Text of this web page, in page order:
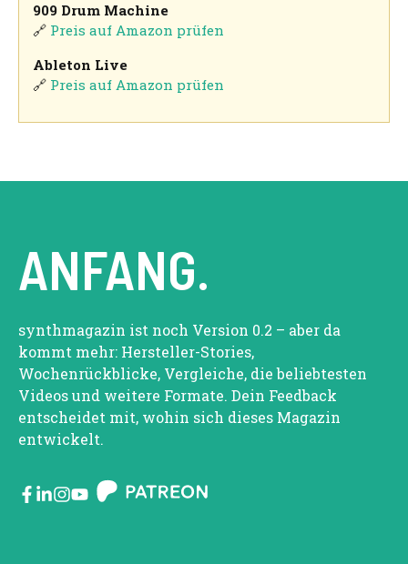
909 Drum Machine
🔗 Preis auf Amazon prüfen
Ableton Live
🔗 Preis auf Amazon prüfen
ANFANG.
synthmagazin ist noch Version 0.2 – aber da
kommt mehr: Hersteller-Stories,
Wochenrückblicke, Vergleiche, die beliebtesten
Videos und weitere Formate. Dein Feedback
entscheidet mit, wohin sich dieses Magazin
entwickelt.